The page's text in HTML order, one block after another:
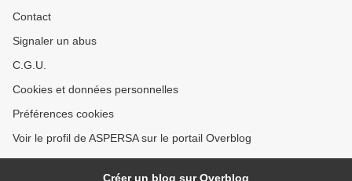
Contact
Signaler un abus
C.G.U.
Cookies et données personnelles
Préférences cookies
Voir le profil de ASPERSA sur le portail Overblog
Créer un blog sur Overblog